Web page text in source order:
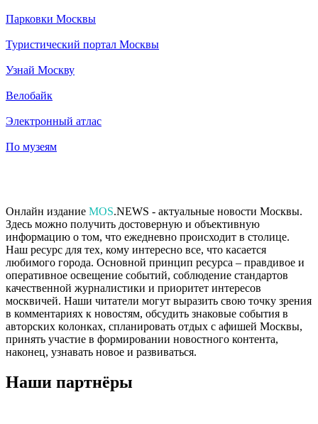
Парковки Москвы
Туристический портал Москвы
Узнай Москву
Велобайк
Электронный атлас
По музеям
Онлайн издание MOS.NEWS - актуальные новости Москвы.
Здесь можно получить достоверную и объективную
информацию о том, что ежедневно происходит в столице.
Наш ресурс для тех, кому интересно все, что касается
любимого города. Основной принцип ресурса – правдивое и
оперативное освещение событий, соблюдение стандартов
качественной журналистики и приоритет интересов
москвичей. Наши читатели могут выразить свою точку зрения
в комментариях к новостям, обсудить знаковые события в
авторских колонках, спланировать отдых с афишей Москвы,
принять участие в формировании новостного контента,
наконец, узнавать новое и развиваться.
Наши партнёры